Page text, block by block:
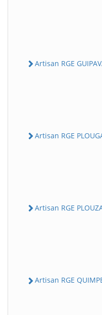
Artisan RGE
Artisan RGE
Artisan RGE
Artisan RGE